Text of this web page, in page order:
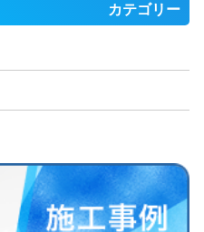
カテゴリー